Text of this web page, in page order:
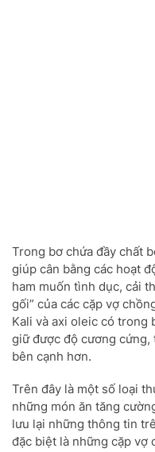
Trong bơ chứa đầy chất
giúp cân bằng các hoạt
ham muốn tình dục, cải
gối” của các cặp vợ
Kali và axi oleic có trong
giữ được độ cương cứng,
bên cạnh hơn.
Trên đây là một số loại
những món ăn tăng
lưu lại những thông tin
đặc biệt là những cặp vợ